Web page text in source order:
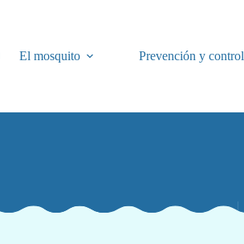
El mosquito Prevención y control